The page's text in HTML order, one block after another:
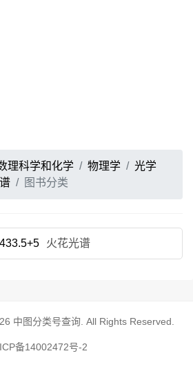
理科学和化学 物理学
光学
图书分类
火花光谱
中图分类号查询 . All Rights Reserved.
备14002472号-2